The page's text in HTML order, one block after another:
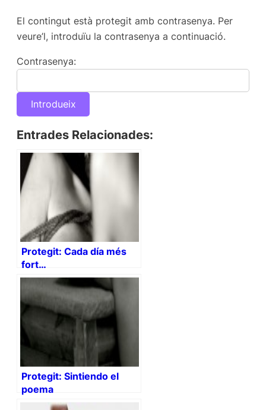
El contingut està protegit amb contrasenya. Per
veure’l, introduïu la contrasenya a continuació.
Contrasenya:
Entrades Relacionades:
Protegit: Cada día més
fort…
Protegit: Sintiendo el
poema